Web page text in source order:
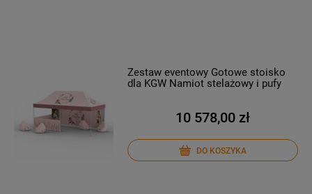
Zestaw eventowy Gotowe stoisko
dla KGW Namiot stelażowy i pufy
10 578,00 zł
DO KOSZYKA